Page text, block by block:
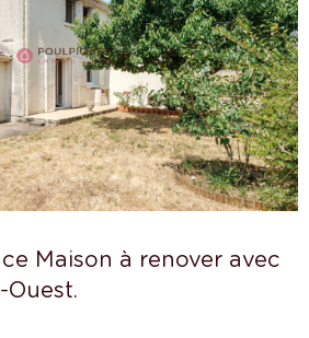
Maison à renover avec